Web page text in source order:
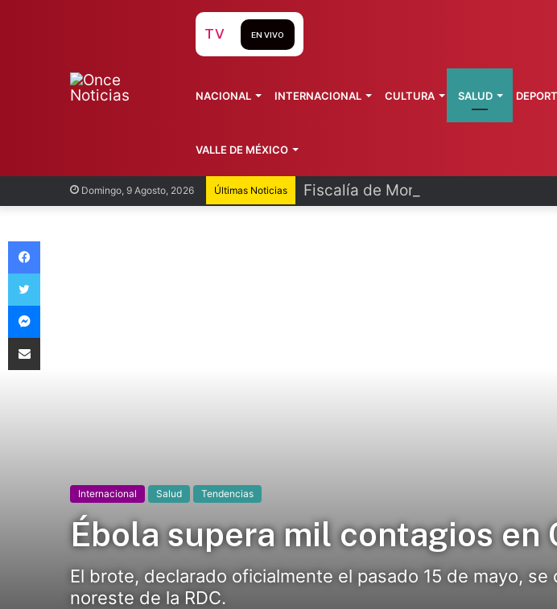
Domingo, 9 Agosto, 2026 Últimas Noticias Fiscalía de Morelos investiga
TV EN VIVO
NACIONAL INTERNACIONAL CULTURA SALUD
VALLE DE MÉXICO
Internacional Salud Tendencias
Ébola supera mil contagios en
El brote, declarado oficialmente el pasado 15 de mayo,
noreste de la RDC.
Facebook
Twitter
Messenger
Compartir vía Email